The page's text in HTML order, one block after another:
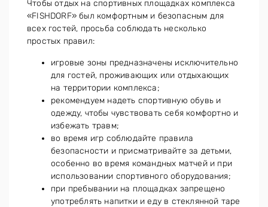
Чтобы отдых на спортивных площадках комплекса
«FISHDORF» был комфортным и безопасным для
всех гостей, просьба соблюдать несколько
простых правил:
игровые зоны предназначены исключительно
для гостей, проживающих или отдыхающих
на территории комплекса;
рекомендуем надеть спортивную обувь и
одежду, чтобы чувствовать себя комфортно и
избежать травм;
во время игр соблюдайте правила
безопасности и присматривайте за детьми,
особенно во время командных матчей и при
использовании спортивного оборудования;
при пребывании на площадках запрещено
употреблять напитки и еду в стеклянной таре